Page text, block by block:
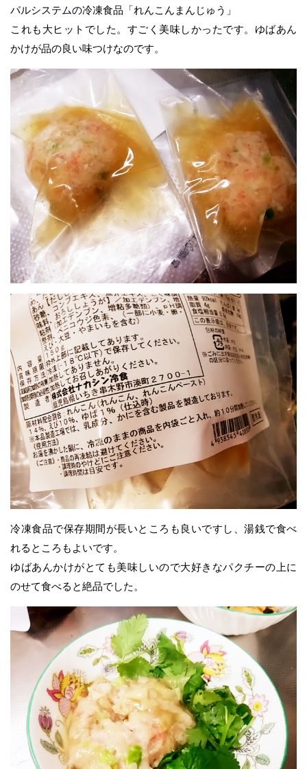
パルシステムの冷凍食品「れんこんまんじゅう」
これも大ヒットでした。すごく美味しかったです。ゆばあん
かけが品の良い味つけなのです。
冷凍食品で保存期間が長いところも良いですし、湯銭で食べ
れるところもよいです。
ゆばあんかけがとても美味しいので大好きなパクチーの上に
のせて食べると絶品でした。